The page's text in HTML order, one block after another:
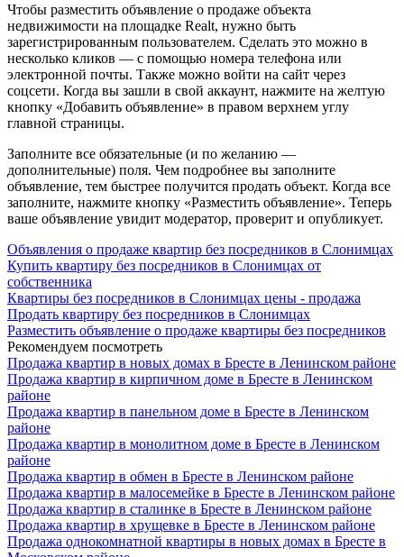
Чтобы разместить объявление о продаже объекта
недвижимости на площадке Realt, нужно быть
зарегистрированным пользователем. Сделать это можно в
несколько кликов — с помощью номера телефона или
электронной почты. Также можно войти на сайт через
соцсети. Когда вы зашли в свой аккаунт, нажмите на желтую
кнопку «Добавить объявление» в правом верхнем углу
главной страницы.
Заполните все обязательные (и по желанию —
дополнительные) поля. Чем подробнее вы заполните
объявление, тем быстрее получится продать объект. Когда все
заполните, нажмите кнопку «Разместить объявление». Теперь
ваше объявление увидит модератор, проверит и опубликует.
Объявления о продаже квартир без посредников в Слонимцах
Купить квартиру без посредников в Слонимцах от
собственника
Квартиры без посредников в Слонимцах цены - продажа
Продать квартиру без посредников в Слонимцах
Разместить объявление о продаже квартиры без посредников
Рекомендуем посмотреть
Продажа квартир в новых домах в Бресте в Ленинском районе
Продажа квартир в кирпичном доме в Бресте в Ленинском
районе
Продажа квартир в панельном доме в Бресте в Ленинском
районе
Продажа квартир в монолитном доме в Бресте в Ленинском
районе
Продажа квартир в обмен в Бресте в Ленинском районе
Продажа квартир в малосемейке в Бресте в Ленинском районе
Продажа квартир в сталинке в Бресте в Ленинском районе
Продажа квартир в хрущевке в Бресте в Ленинском районе
Продажа однокомнатной квартиры в новых домах в Бресте в